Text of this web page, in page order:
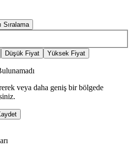
Sıralama
Düşük Fiyat Yüksek Fiyat
veya daha geniş bir bölgede